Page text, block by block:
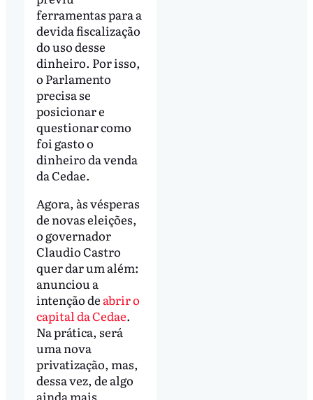
ferramentas para a
devida fiscalização
do uso desse
dinheiro. Por isso,
o Parlamento
precisa se
posicionar e
questionar como
foi gasto o
dinheiro da venda
da Cedae.
Agora, às vésperas
de novas eleições,
o governador
Claudio Castro
quer dar um além:
anunciou a
intenção de abrir o
capital da Cedae.
Na prática, será
uma nova
privatização, mas,
dessa vez, de algo
ainda mais